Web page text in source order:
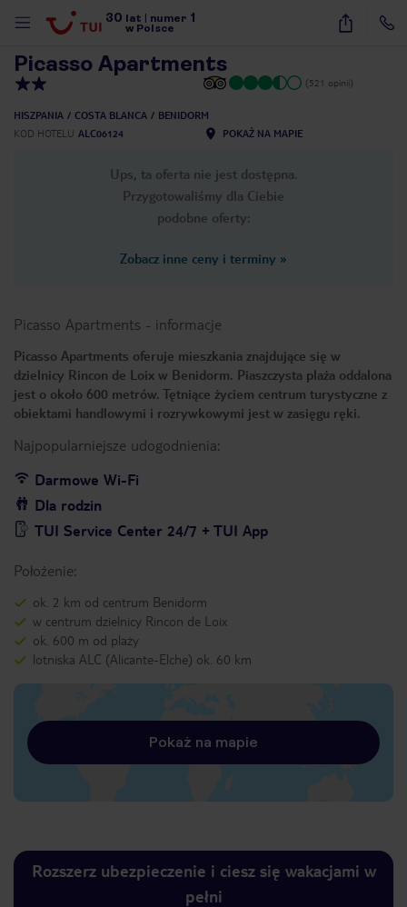
30 lat numer 1
w Polsce
16
Picasso Apartments
(521 opinii)
HISZPANIA COSTA BLANCA
BENIDORM
KOD HOTELU ALC06124 POKAŻ NA MAPIE
Ups, ta oferta nie jest dostępna.
Przygotowaliśmy dla Ciebie
podobne oferty:
Zobacz inne ceny i terminy »
Picasso Apartments - informacje
Picasso Apartments oferuje mieszkania znajdujące się w
dzielnicy Rincon de Loix w Benidorm. Piaszczysta plaża oddalona
jest o około 600 metrów. Tętniące życiem centrum turystyczne z
obiektami handlowymi i rozrywkowymi jest w zasięgu ręki.
Najpopularniejsze udogodnienia:
Darmowe Wi-Fi
Dla rodzin
TUI Service Center 24/7 + TUI App
Położenie:
ok. 2 km od centrum Benidorm
w centrum dzielnicy Rincon de Loix
ok. 600 m od plaży
lotniska ALC (Alicante-Elche) ok. 60 km
Pokaż na mapie
Rozszerz ubezpieczenie i ciesz się wakacjami w
pełni